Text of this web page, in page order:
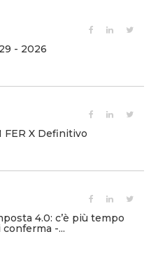
- 2026
FER X Definitivo
4.0: c’è più tempo
-...